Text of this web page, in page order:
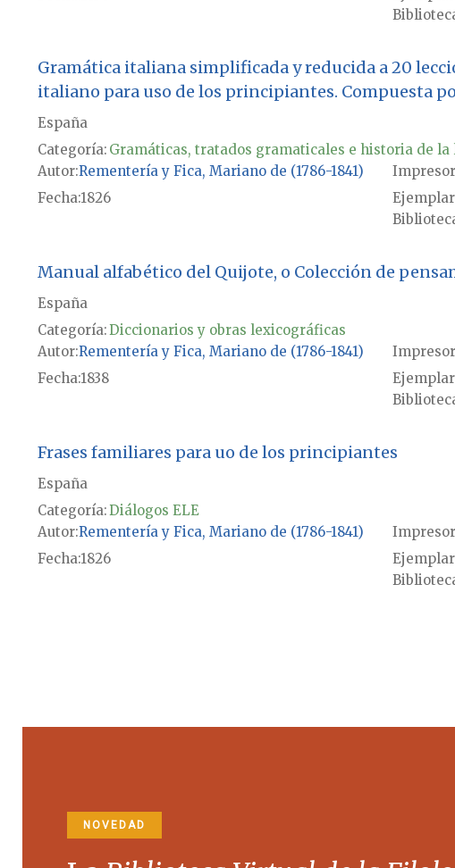
Gramática italiana simplificada y reducida a 20
italiano para uso de los principiantes. Compuesta
España
Categoría: Gramáticas, tratados gramaticales e historia de la
Autor Rementería y Fica, Mariano de (1786-1841)
Fecha1826 Ejemplar
Manual alfabético del Quijote, o Colección de
España
Categoría:Diccionarios y obras lexicográficas
Autor Rementería y Fica, Mariano de (1786-1841)
Fecha1838 Ejemplar
Frases familiares para uo de los principiantes
España
Categoría:Diálogos ELE
Autor Rementería y Fica, Mariano de (1786-1841)
Fecha1826 Ejemplar
NOVEDAD